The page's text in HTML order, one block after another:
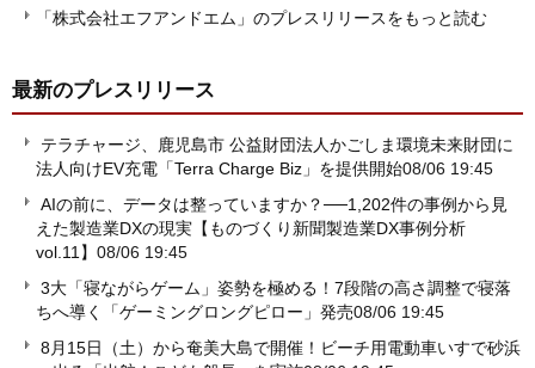
「株式会社エフアンドエム」のプレスリリースをもっと読む
最新のプレスリリース
テラチャージ、鹿児島市 公益財団法人かごしま環境未来財団に
法人向けEV充電「Terra Charge Biz」を提供開始08/06 19:45
AIの前に、データは整っていますか？──1,202件の事例から見
えた製造業DXの現実【ものづくり新聞製造業DX事例分析
vol.11】 08/06 19:45
3大「寝ながらゲーム」姿勢を極める！7段階の高さ調整で寝落
ちへ導く「ゲーミングロングピロー」発売08/06 19:45
8月15日（土）から奄美大島で開催！ビーチ用電動車いすで砂浜